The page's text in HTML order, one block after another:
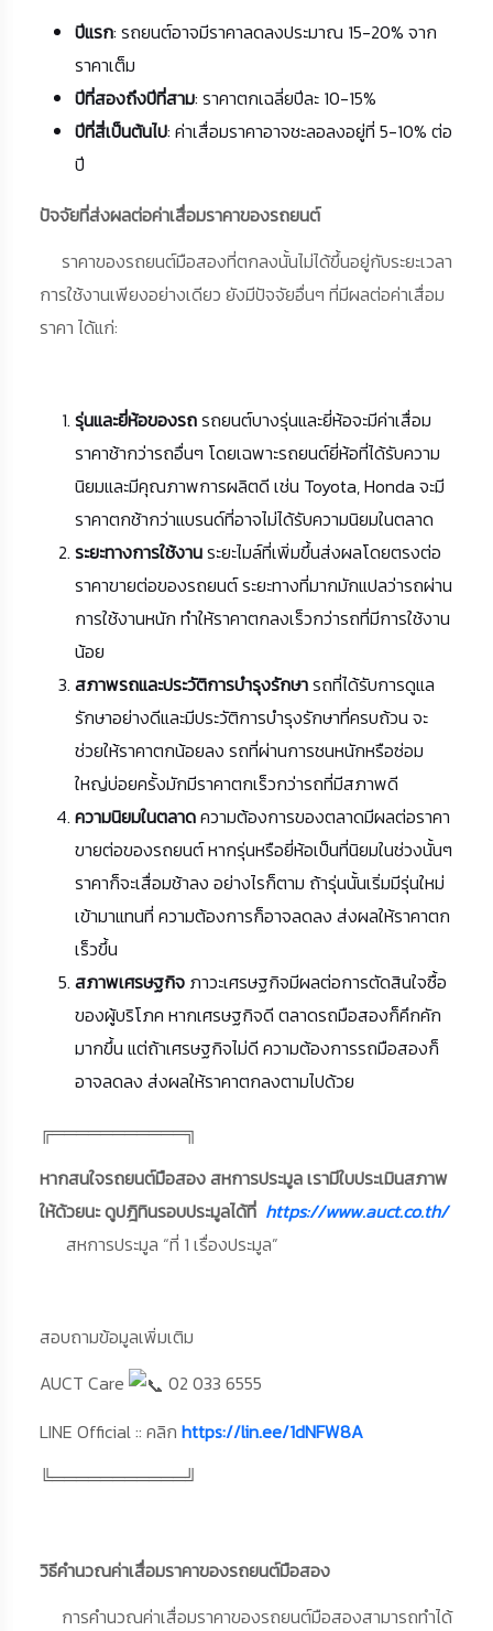
ปีแรก: รถยนต์อาจมีราคาลดลงประมาณ 15-20% จาก
ราคาเต็ม
ปีที่สองถึงปีที่สาม: ราคาตกเฉลี่ยปีละ 10-15%
ปีที่สี่เป็นต้นไป: ค่าเสื่อมราคาอาจชะลอลงอยู่ที่ 5-10% ต่อ
ปี
ปัจจัยที่ส่งผลต่อค่าเสื่อมราคาของรถยนต์
ราคาของรถยนต์มือสองที่ตกลงนั้นไม่ได้ขึ้นอยู่กับระยะเวลา
การใช้งานเพียงอย่างเดียว ยังมีปัจจัยอื่นๆ ที่มีผลต่อค่าเสื่อม
ราคา ได้แก่:
รุ่นและยี่ห้อของรถรถยนต์บางรุ่นและยี่ห้อจะมีค่าเสื่อม
ราคาช้ากว่ารถอื่นๆ โดยเฉพาะรถยนต์ยี่ห้อที่ได้รับความ
นิยมและมีคุณภาพการผลิตดี เช่น Toyota, Honda จะมี
ราคาตกช้ากว่าแบรนด์ที่อาจไม่ได้รับความนิยมในตลาด
ระยะทางการใช้งานระยะไมล์ที่เพิ่มขึ้นส่งผลโดยตรงต่อ
ราคาขายต่อของรถยนต์ ระยะทางที่มากมักแปลว่ารถผ่าน
การใช้งานหนัก ทำให้ราคาตกลงเร็วกว่ารถที่มีการใช้งาน
น้อย
สภาพรถและประวัติการบำรุงรักษารถที่ได้รับการดูแล
รักษาอย่างดีและมีประวัติการบำรุงรักษาที่ครบถ้วน จะ
ช่วยให้ราคาตกน้อยลง รถที่ผ่านการชนหนักหรือซ่อม
ใหญ่บ่อยครั้งมักมีราคาตกเร็วกว่ารถที่มีสภาพดี
ความนิยมในตลาดความต้องการของตลาดมีผลต่อราคา
ขายต่อของรถยนต์ หากรุ่นหรือยี่ห้อเป็นที่นิยมในช่วงนั้นๆ
ราคาก็จะเสื่อมช้าลง อย่างไรก็ตาม ถ้ารุ่นนั้นเริ่มมีรุ่นใหม่
เข้ามาแทนที่ ความต้องการก็อาจลดลง ส่งผลให้ราคาตก
เร็วขึ้น
สภาพเศรษฐกิจ ภาวะเศรษฐกิจมีผลต่อการตัดสินใจซื้อ
ของผู้บริโภค หากเศรษฐกิจดี ตลาดรถมือสองก็คึกคัก
มากขึ้น แต่ถ้าเศรษฐกิจไม่ดี ความต้องการรถมือสองก็
อาจลดลง ส่งผลให้ราคาตกลงตามไปด้วย
╔═══════════╗
หากสนใจรถยนต์มือสอง สหการประมูล เรามีใบประเมินสภาพ
ให้ด้วยนะ ดูปฎิทินรอบประมูลได้ที่ https://www.auct.co.th/
สหการประมูล “ที่ 1 เรื่องประมูล”
สอบถามข้อมูลเพิ่มเติม
AUCT Care
02 033 6555
LINE Official :: คลิก https://lin.ee/1dNFW8A
╚═══════════╝
วิธีคำนวณค่าเสื่อมราคาของรถยนต์มือสอง
การคำนวณค่าเสื่อมราคาของรถยนต์มือสองสามารถทำได้